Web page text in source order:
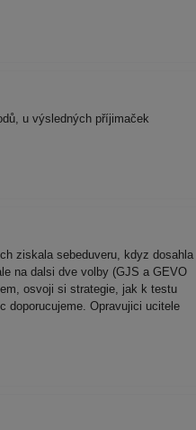
u výsledných příjimaček
ziskala sebeduveru, kdyz dosahla
na dalsi dve volby (GJS a GEVO
osvoji si strategie, jak k testu
doporucujeme. Opravujici ucitele